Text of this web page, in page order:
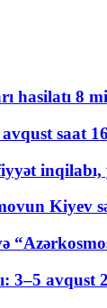
hasilatı 8
saat
Kiyev
3–5 avqust